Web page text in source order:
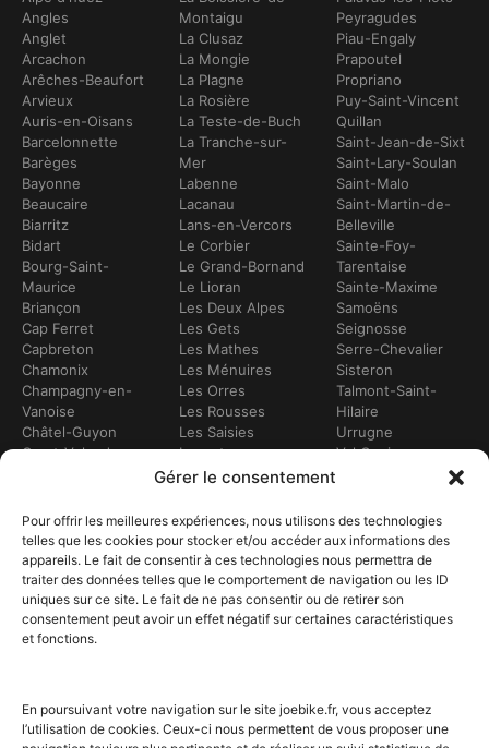
Gérer le consentement
Pour offrir les meilleures expériences, nous utilisons des technologies
telles que les cookies pour stocker et/ou accéder aux informations des
appareils. Le fait de consentir à ces technologies nous permettra de
traiter des données telles que le comportement de navigation ou les ID
uniques sur ce site. Le fait de ne pas consentir ou de retirer son
consentement peut avoir un effet négatif sur certaines caractéristiques
et fonctions.
En poursuivant votre navigation sur le site joebike.fr, vous acceptez
l’utilisation de cookies. Ceux-ci nous permettent de vous proposer une
Angles
Anglet
Arcachon
Arêches-Beaufort
Arvieux
Auris-en-Oisans
Barcelonnette
Barèges
Bayonne
Beaucaire
Biarritz
Bidart
Bourg-Saint-
Maurice
Briançon
Cap Ferret
Capbreton
Chamonix
Champagny-en-
Vanoise
Châtel-Guyon
Crest-Voland
Embrun
Flumet
Frontignan
Gourette
Gruissan
Hendaye
Hossegor
Montaigu
La Clusaz
La Mongie
La Plagne
La Rosière
La Teste-de-Buch
La Tranche-sur-
Mer
Labenne
Lacanau
Lans-en-Vercors
Le Corbier
Le Grand-Bornand
Le Lioran
Les Deux Alpes
Les Gets
Les Mathes
Les Ménuires
Les Orres
Les Rousses
Les Saisies
Leucate
Lézignan-
Loudenvielle
Luchon
Luz-Saint-Sauveur
Marennes
Marseille
Méribel
Peyragudes
Piau-Engaly
Prapoutel
Propriano
Puy-Saint-Vincent
Quillan
Saint-Jean-de-Sixt
Saint-Lary-Soulan
Saint-Malo
Saint-Martin-de-
Belleville
Sainte-Foy-
Tarentaise
Sainte-Maxime
Samoëns
Seignosse
Serre-Chevalier
Sisteron
Talmont-Saint-
Hilaire
Urrugne
Val Cenis
Valberg
Vars
Vendays-
Montalivet
Villard-de-Lans
Villarodin-Bourget
Achat de vélo
Atelier vélo
Livraison à domicile